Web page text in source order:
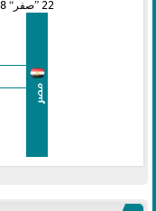
22 صفر
مصر